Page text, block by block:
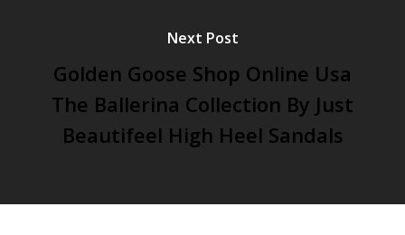
Next Post
Golden Goose Shop Online Usa
The Ballerina Collection By Just
Beautifeel High Heel Sandals